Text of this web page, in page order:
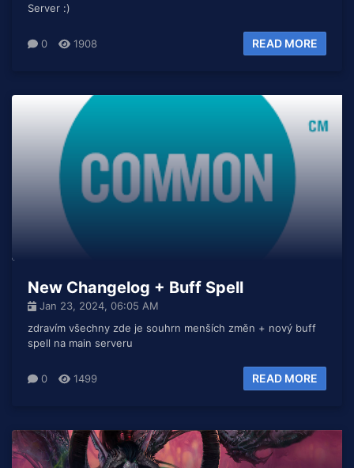
Server :)
0 1908 READ MORE
New Changelog + Buff Spell
Jan 23, 2024, 06:05 AM
zdravím všechny zde je souhrn menších změn + nový buff
spell na main serveru
0 1499 READ MORE